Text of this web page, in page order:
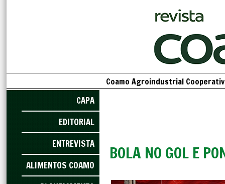
Coamo Agroindustrial
CAPA
EDITORIAL
ENTREVISTA
ALIMENTOS COAMO
BOLA NO GOL E